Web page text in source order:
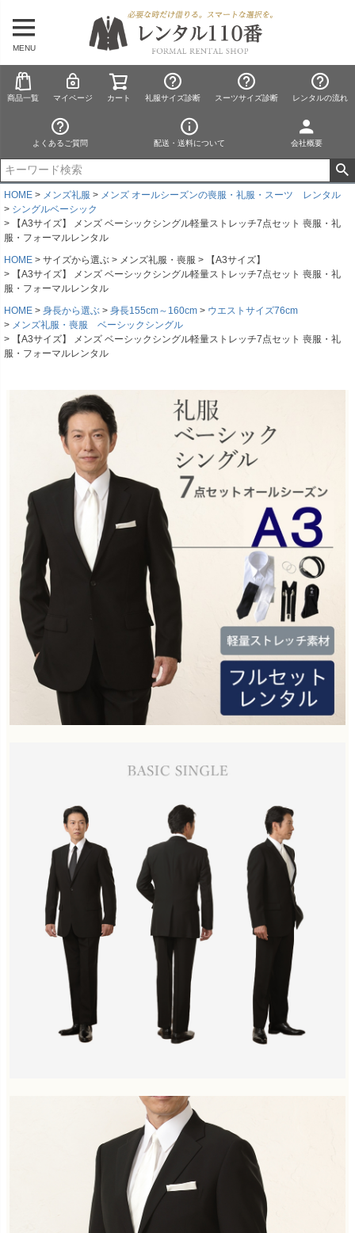
MENU
商品一覧 マイページ カート 礼服サイズ診断 スーツサイズ診断 レンタルの流れ
よくあるご質問 配送・送料について 会社概要
HOME メンズ礼服
メンズ オールシーズンの喪服・礼服・スーツ レンタル
シングルベーシック
【A3サイズ】 メンズ ベーシックシングル軽量ストレッチ7点セット 喪服・礼
服・フォーマルレンタル
HOME
サイズから選ぶ メンズ礼服・喪服
【A3サイズ】
【A3サイズ】 メンズ ベーシックシングル軽量ストレッチ7点セット 喪服・礼
服・フォーマルレンタル
HOME
身長から選ぶ 身長155cm～160cm
ウエストサイズ76cm
メンズ礼服・喪服 ベーシックシングル
【A3サイズ】 メンズ ベーシックシングル軽量ストレッチ7点セット 喪服・礼
服・フォーマルレンタル